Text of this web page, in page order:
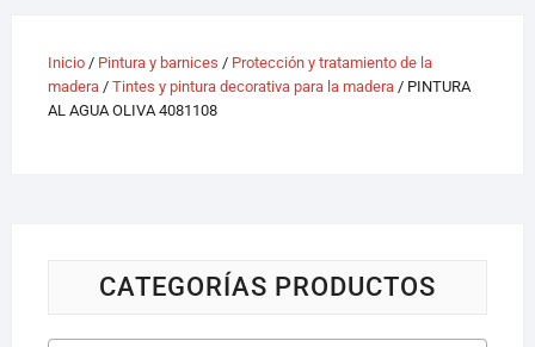
Inicio/ Pintura y barnices / Protección y tratamiento de la
madera/ Tintes y pintura decorativa para la madera/ PINTURA
AL AGUA OLIVA 4081108
CATEGORÍAS PRODUCTOS